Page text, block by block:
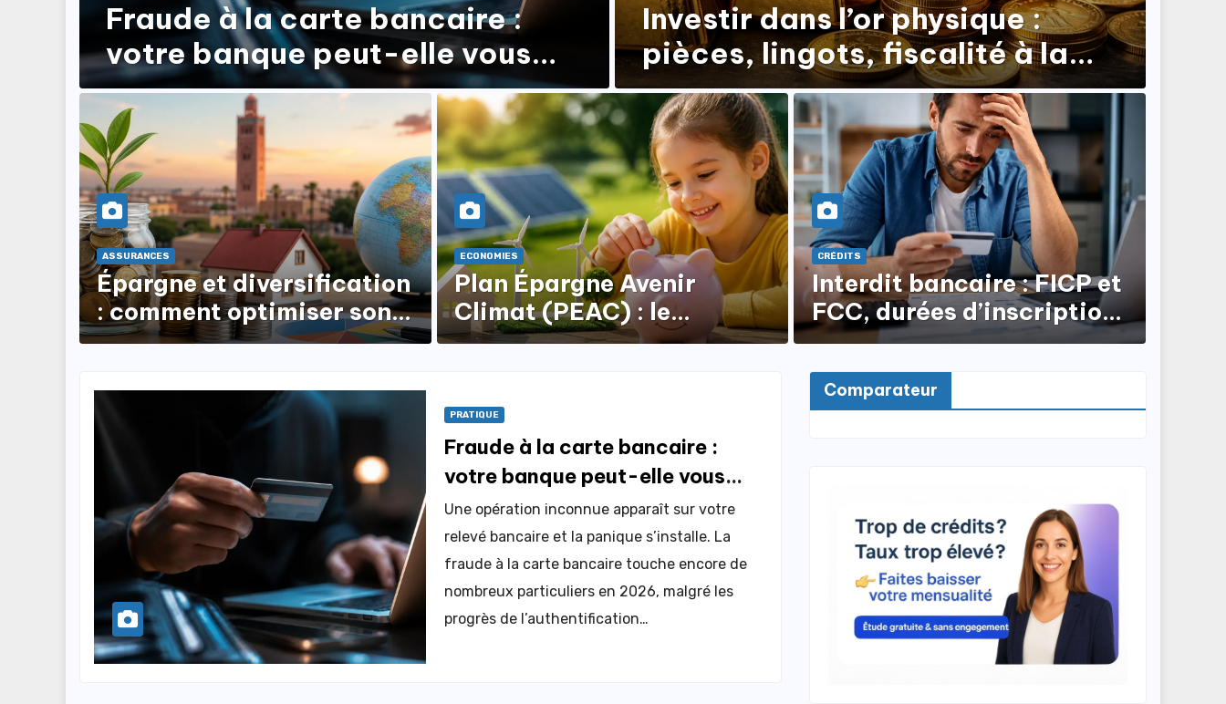
Fraude à la carte bancaire :
votre banque peut-elle vous
rembourser ?
Investir dans l’or physique :
pièces, lingots, fiscalité à la
revente
ASSURANCES
Épargne et diversification
: comment optimiser son
patrimoine au Maroc ?
ECONOMIES
Plan Épargne Avenir
Climat (PEAC) : le
nouveau produit pour les
CRÉDITS
Interdit bancaire : FICP et
FCC, durées d’inscription,
comment en sortir ?
PRATIQUE
Fraude à la carte bancaire :
votre banque peut-elle vous
rembourser ?
Une opération inconnue apparaît sur votre
relevé bancaire et la panique s’installe. La
fraude à la carte bancaire touche encore de
nombreux particuliers en 2026, malgré les
progrès de l’authentification…
Comparateur